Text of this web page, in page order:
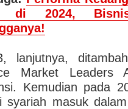
di 2024,
lanjutnya,
Market Leaders
Kemudian pada
syariah masuk